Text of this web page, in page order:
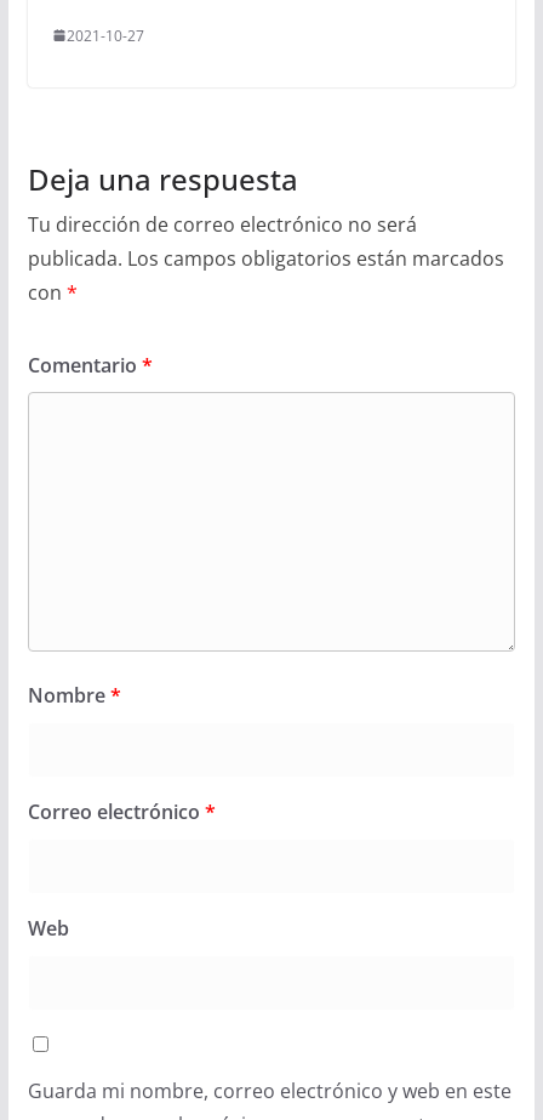
2021-10-27
Deja una respuesta
Tu dirección de correo electrónico no será
publicada. Los campos obligatorios están marcados
con *
Comentario *
Nombre*
Correo electrónico *
Web
Guarda mi nombre, correo electrónico y web en este